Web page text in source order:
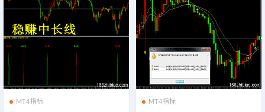
MT4指标 MT4指标